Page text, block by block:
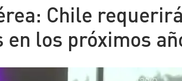
Chile requerirá
en los próximos